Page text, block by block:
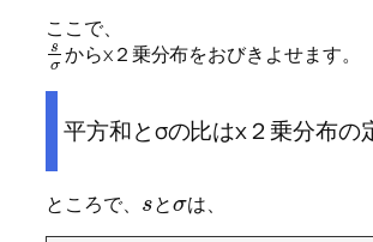
ここで、
s
σ からχ２乗分布をおびきよせます。
平方和とσの比はχ２乗分布の
ところで、 sとσは、